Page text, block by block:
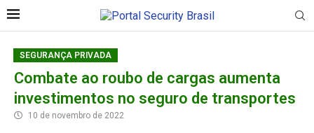
SEGURANÇA PRIVADA
Combate ao roubo de cargas aumenta
investimentos no seguro de transportes
10 de novembro de 2022